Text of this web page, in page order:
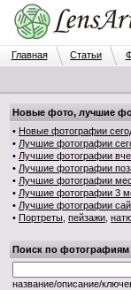
Главная Статьи
Новые фото, лучшие
• Новые фотографии
• Лучшие фотографии
• Лучшие фотографии
• Лучшие фотографии
• Лучшие фотографии
• Лучшие фотографии 3
• Лучшие фотографии
• Портреты пейзажи
Поиск по фотографиям
название/описание/